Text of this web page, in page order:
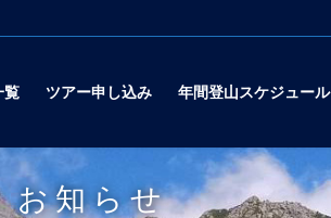
覧 ツアー申し込み 年間登山スケジュール
お知らせ